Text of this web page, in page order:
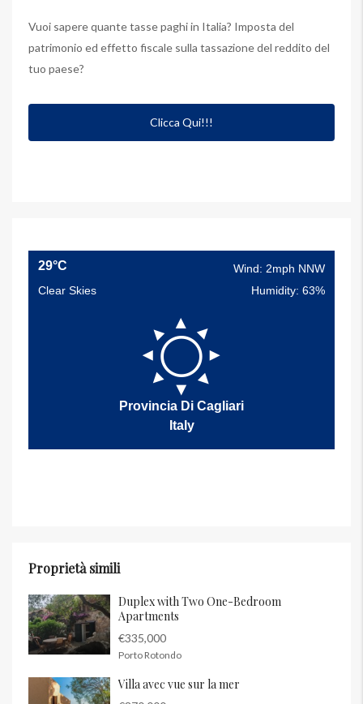
Vuoi sapere quante tasse paghi in Italia? Imposta del
patrimonio ed effetto fiscale sulla tassazione del reddito del
tuo paese?
Clicca Qui!!!
29°C
Wind: 2mph NNW
Clear Skies
Humidity: 63%
Provincia Di Cagliari
Italy
Proprietà simili
Duplex with Two One-Bedroom
Apartments
€335,000
Porto Rotondo
Villa avec vue sur la mer